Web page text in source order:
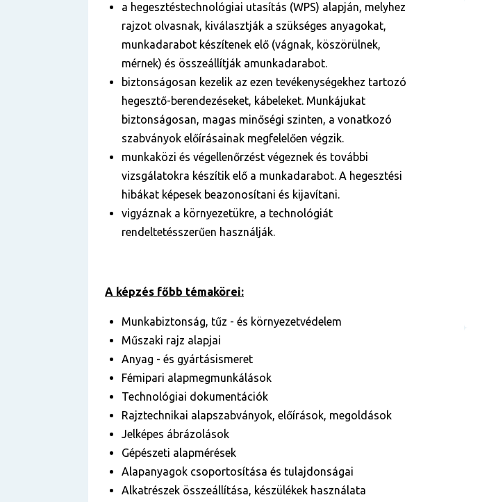
a hegesztéstechnológiai utasítás (WPS) alapján, melyhez
rajzot olvasnak, kiválasztják a szükséges anyagokat,
munkadarabot készítenek elő (vágnak, köszörülnek,
mérnek) és összeállítják amunkadarabot.
biztonságosan kezelik az ezen tevékenységekhez tartozó
hegesztő-berendezéseket, kábeleket. Munkájukat
biztonságosan, magas minőségi szinten, a vonatkozó
szabványok előírásainak megfelelően végzik.
munkaközi és végellenőrzést végeznek és további
vizsgálatokra készítik elő a munkadarabot. A hegesztési
hibákat képesek beazonosítani és kijavítani.
vigyáznak a környezetükre, a technológiát
rendeltetésszerűen használják.
A képzés főbb témakörei:
Munkabiztonság, tűz - és környezetvédelem
Műszaki rajz alapjai
Anyag - és gyártásismeret
Fémipari alapmegmunkálások
Technológiai dokumentációk
Rajztechnikai alapszabványok, előírások, megoldások
Jelképes ábrázolások
Gépészeti alapmérések
Alapanyagok csoportosítása és tulajdonságai
Alkatrészek összeállítása, készülékek használata